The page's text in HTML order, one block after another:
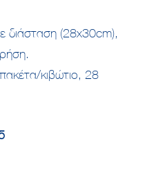
διάσταση (28x30cm),
κιβώτιο, 28